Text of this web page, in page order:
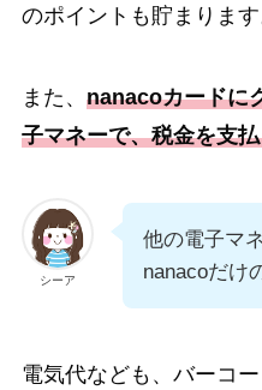
のポイントも貯まります
また、 nanacoカードに
子マネーで、税金を支
シーア
他の電子マ
nanacoだけ
電気代なども、バーコ